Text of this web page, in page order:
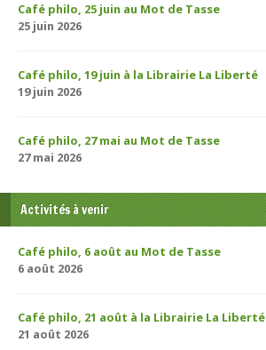
Café philo, 25 juin au Mot de Tasse
25 juin 2026
Café philo, 19 juin à la Librairie La Liberté
19 juin 2026
Café philo, 27 mai au Mot de Tasse
27 mai 2026
Activités à venir
Café philo, 6 août au Mot de Tasse
6 août 2026
Café philo, 21 août à la Librairie La Liberté
21 août 2026